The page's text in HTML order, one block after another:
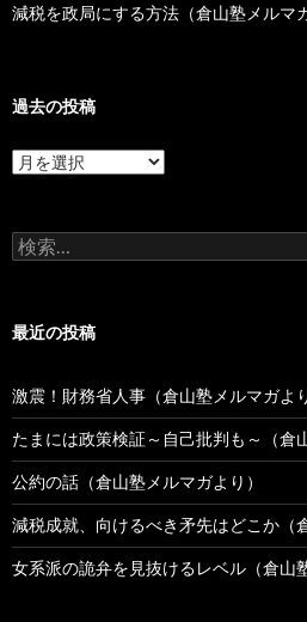
減税を政局にする方法（倉山塾メルマ
過去の投稿
過
去
稿
検
索:
最近の投稿
激震！財務省人事（倉山塾メルマガより
たまには政策検証～自己批判も～（倉
公約の話（倉山塾メルマガより）
減税成就、向けるべき矛先はどこか（
女系派の詭弁を見抜けるレベル（倉山